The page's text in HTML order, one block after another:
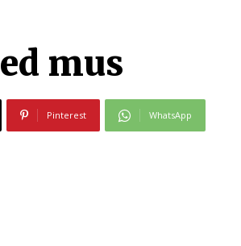
mus
Pinterest WhatsApp